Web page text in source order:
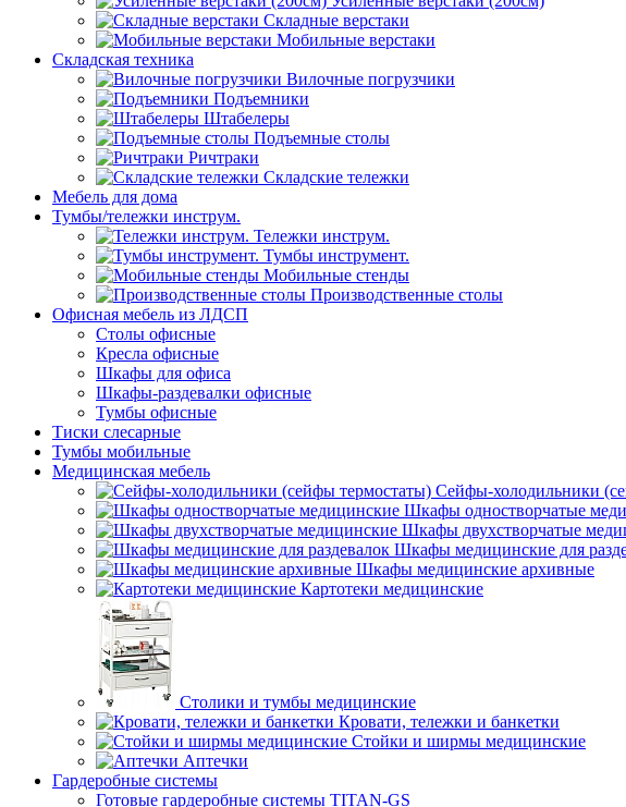
Складные верстаки
Мобильные верстаки
Складская техника
Вилочные погрузчики
Подъемники
Штабелеры
Подъемные столы
Ричтраки
Складские тележки
Мебель для дома
Тумбы/тележки инструм.
Тележки инструм.
Тумбы инструмент.
Мобильные стенды
Производственные столы
Офисная мебель из ЛДСП
Столы офисные
Кресла офисные
Шкафы для офиса
Шкафы-раздевалки офисные
Тумбы офисные
Тиски слесарные
Тумбы мобильные
Медицинская мебель
Сейфы-холодильники
Шкафы одностворчатые
Шкафы двухстворчатые
Шкафы медицинские для
Шкафы медицинские архивные
Картотеки медицинские
Столики и тумбы медицинские
Кровати, тележки и банкетки
Стойки и ширмы медицинские
Аптечки
Гардеробные системы
Готовые гардеробные системы TITAN-GS